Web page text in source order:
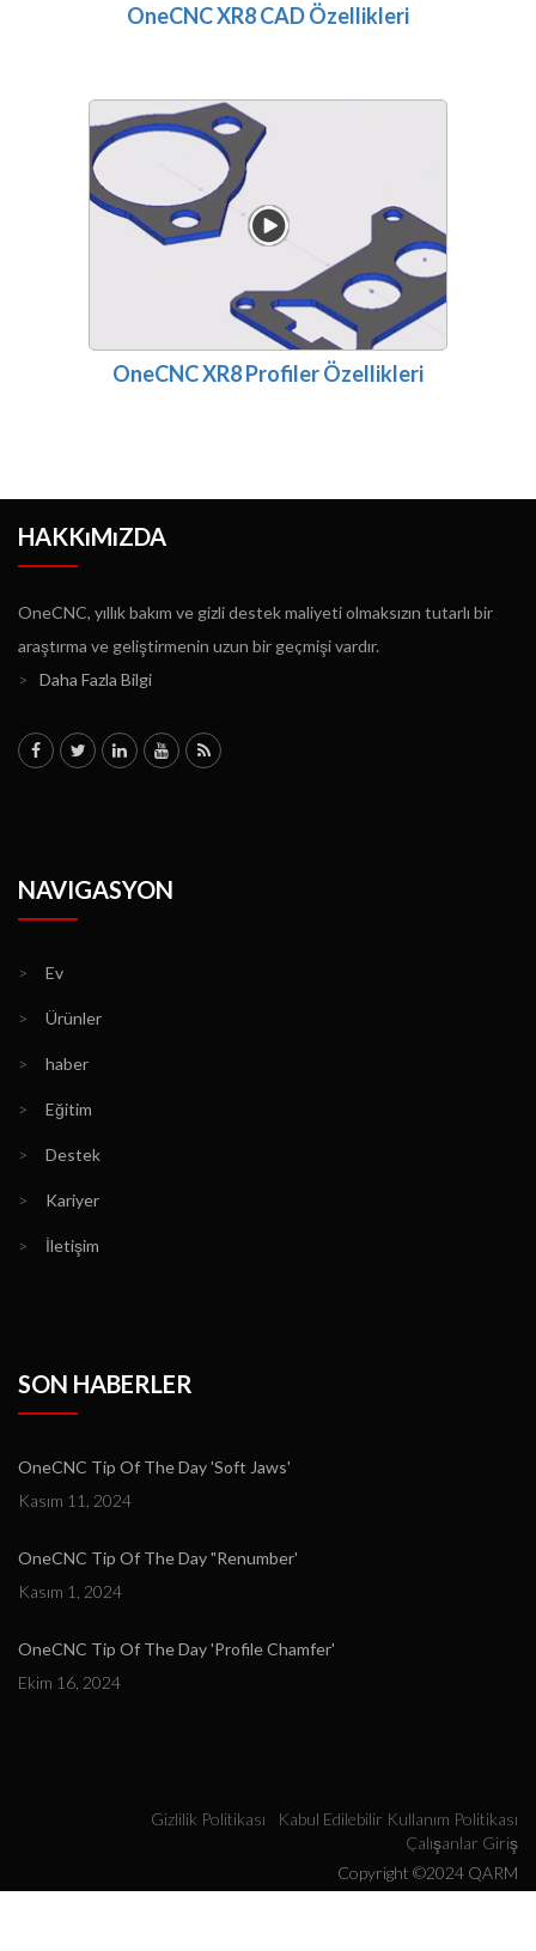
OneCNC XR8 CAD Özellikleri
OneCNC XR8 Profiler Özellikleri
HAKKıMıZDA
OneCNC, yıllık bakım ve gizli destek maliyeti olmaksızın tutarlı bir
araştırma ve geliştirmenin uzun bir geçmişi vardır.
>
Daha Fazla Bilgi
NAVIGASYON
> Ev
> Ürünler
> haber
> Eğitim
> Destek
> Kariyer
> İletişim
SON HABERLER
OneCNC Tip Of The Day 'Soft Jaws'
Kasım 11, 2024
OneCNC Tip Of The Day "Renumber'
Kasım 1, 2024
OneCNC Tip Of The Day 'Profile Chamfer'
Ekim 16, 2024
Gizlilik Politikası
Kabul Edilebilir Kullanım Politikası
Çalışanlar Giriş
Copyright ©2024 QARM